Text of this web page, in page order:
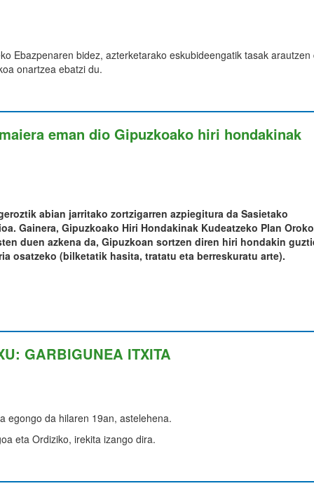
Ebazpenaren bidez, azterketarako eskubideengatik tasak arautzen
onartzea ebatzi du.
eman dio Gipuzkoako hiri hondakinak
abian jarritako zortzigarren azpiegitura da Sasietako
Gainera, Gipuzkoako Hiri Hondakinak Kudeatzeko Plan
duen azkena da, Gipuzkoan sortzen diren hiri hondakin
osatzeko (bilketatik hasita, tratatu eta berreskuratu arte).
GARBIGUNEA ITXITA
egongo da hilaren 19an, astelehena.
eta Ordiziko, irekita izango dira.